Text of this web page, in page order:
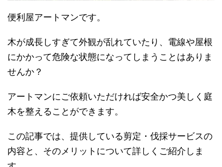
便利屋アートマンです。
木が成長しすぎて外観が乱れていたり、電線や屋根
にかかって危険な状態になってしまうことはありま
せんか？
アートマンにご依頼いただければ安全かつ美しく庭
木を整えることができます。
この記事では、提供している剪定・伐採サービスの
内容と、そのメリットについて詳しくご紹介しま